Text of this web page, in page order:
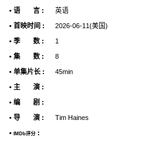
• 语 言 : 英语
• 首映时间 : 2026-06-11(美国)
• 季 数 : 1
• 集 数 : 8
• 单集片长 : 45min
• 主 演 :
• 编 剧 :
• 导 演 : Tim Haines
• IMDb评分 :